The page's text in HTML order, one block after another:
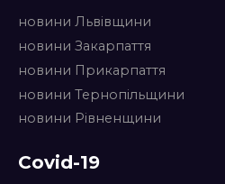
новини Львівщини
новини Закарпаття
новини Прикарпаття
новини Тернопільщини
новини Рівненщини
Covid-19